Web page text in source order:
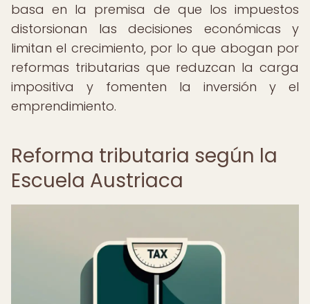
basa en la premisa de que los impuestos
distorsionan las decisiones económicas y
limitan el crecimiento, por lo que abogan por
reformas tributarias que reduzcan la carga
impositiva y fomenten la inversión y el
emprendimiento.
Reforma tributaria según la
Escuela Austriaca